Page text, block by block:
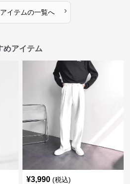
イテムの一覧へ ›
めアイテム
¥3,990 (税込)